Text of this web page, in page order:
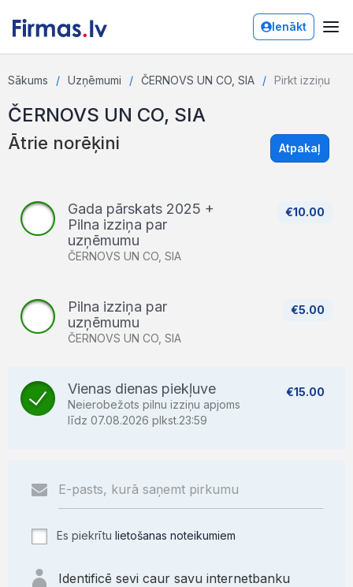
Ienākt
Sākums Uzņēmumi ČERNOVS UN CO, SIA Pirkt izziņu
ČERNOVS UN CO, SIA
Ātrie norēķini Atpakaļ
€10.00
Gada pārskats 2025 +
Pilna izziņa par
uzņēmumu
ČERNOVS UN CO, SIA
€5.00
Pilna izziņa par
uzņēmumu
ČERNOVS UN CO, SIA
€15.00
Vienas dienas piekļuve
Neierobežots pilnu izziņu apjoms
līdz 07.08.2026 plkst.23:59
Es piekrītu lietošanas noteikumiem
Identificē sevi caur savu internetbanku